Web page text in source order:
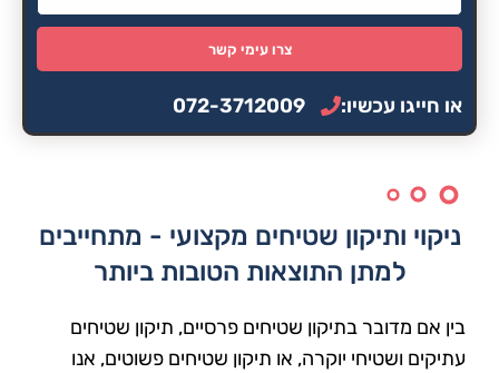
צרו עימי קשר
או חייגו עכשיו: 072-3712009
ניקוי ותיקון שטיחים מקצועי - מתחייבים
למתן התוצאות הטובות ביותר
בין אם מדובר בתיקון שטיחים פרסיים, תיקון שטיחים
עתיקים ושטיחי יוקרה, או תיקון שטיחים פשוטים, אנו